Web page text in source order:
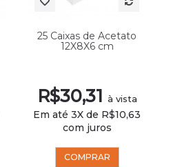
25 Caixas de Acetato
12X8X6 cm
R$30,31 à vista
Em até 3X de R$10,63
com juros
COMPRAR